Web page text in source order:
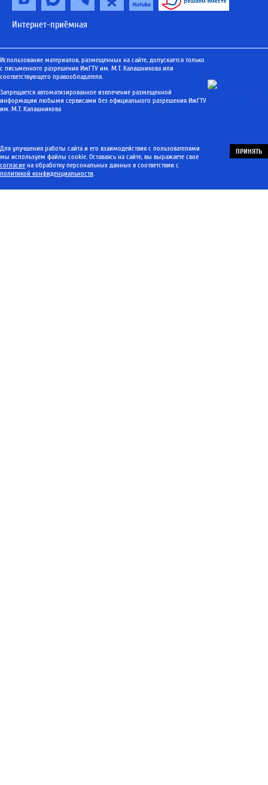
Интернет-приёмная
Использование материалов, размещенных на сайте, допускается только
с письменного разрешения ИжГТУ им. М.Т. Калашникова или
соответствующего правообладателя.
Запрещается автоматизированное извлечение размещенной
информации любыми сервисами без официального разрешения ИжГТУ
им. М.Т. Калашникова
Для улучшения работы сайта и его взаимодействия с пользователями
мы используем файлы cookie. Оставаясь на сайте, вы выражаете свое
согласие на обработку персональных данных в соответствии с
политикой конфиденциальности.
ПРИНЯТЬ